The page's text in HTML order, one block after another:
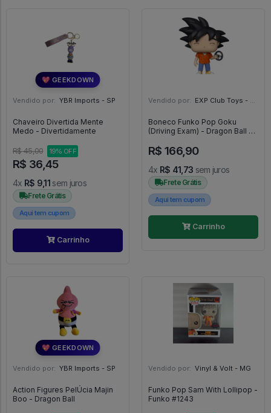
💖 GEEKDOWN
Vendido por: YBR Imports - SP
Chaveiro Divertida Mente
Medo - Divertidamente
R$ 45,00 19% OFF
R$ 36,45
4x R$ 9,11 sem juros
Frete Grátis
Aqui tem cupom
Carrinho
Vendido por: EXP Club Toys - SP
Boneco Funko Pop Goku
(Driving Exam) - Dragon Ball Z
R$ 166,90
4x R$ 41,73 sem juros
Frete Grátis
Aqui tem cupom
Carrinho
💖 GEEKDOWN
Vendido por: YBR Imports - SP
Action Figures PelÚcia Majin
Boo - Dragon Ball
Vendido por: Vinyl & Volt - MG
Funko Pop Sam With Lollipop -
Funko #1243